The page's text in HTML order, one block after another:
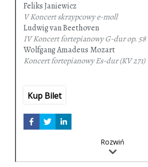
Feliks Janiewicz
V Koncert skrzypcowy e-moll
Ludwig van Beethoven
IV Koncert fortepianowy G-dur op. 58
Wolfgang Amadeus Mozart
Koncert fortepianowy Es-dur(KV 271)
Kup Bilet
Rozwiń